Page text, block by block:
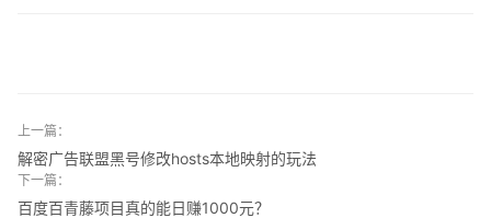
上一篇：
解密广告联盟黑号修改hosts本地映射的玩法
下一篇：
百度百青藤项目真的能日赚1000元？